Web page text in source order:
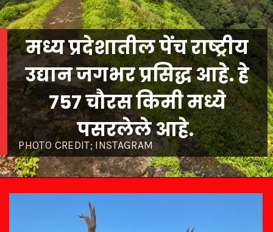
PHOTO CREDIT; INSTAGRAM
मध्य प्रदेशातील पेंच राष्ट्रीय
उद्यान जगभर प्रसिद्ध आहे. हे
757 चौरस किमी मध्ये
पसरलेले आहे.